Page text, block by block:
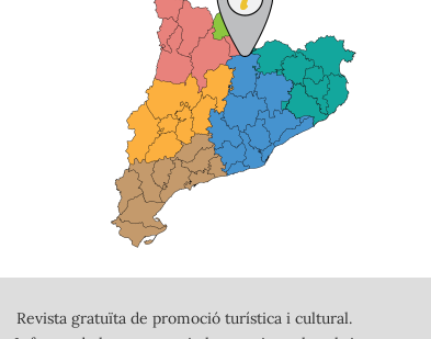
Revista gratuïta de promoció turística i cultural.